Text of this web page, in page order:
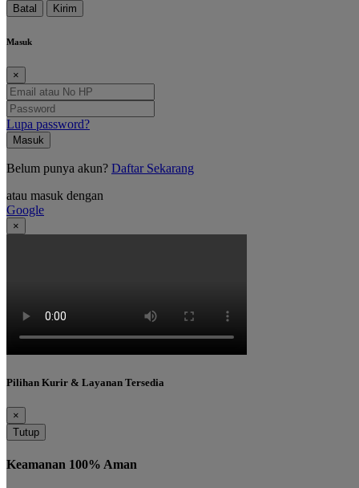
Batal Kirim
Masuk
×
Lupa password?
Masuk
Belum punya akun? Daftar Sekarang
atau masuk dengan
Google
×
Pilihan Kurir & Layanan Tersedia
×
Tutup
Keamanan 100% Aman